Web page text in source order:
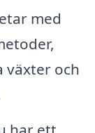
med
växter och